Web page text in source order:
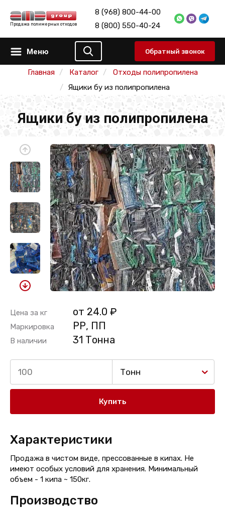
Продажа полимерных отходов
8 (968) 800-44-00
8 (800) 550-40-24
Меню Обратный звонок
Главная Каталог
Отходы полипропилена
Ящики бу из полипропилена
Ящики бу из полипропилена
Цена за кг от 24.0 ₽
Маркировка РР, ПП
В наличии 31 Тонна
Тонн
Купить
Характеристики
Продажа в чистом виде, прессованные в кипах. Не
имеют особых условий для хранения. Минимальный
объем - 1 кипа ~ 150кг.
Производство